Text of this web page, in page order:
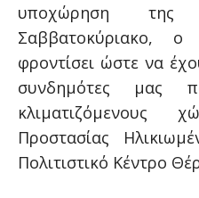
υποχώρηση της
Σαββατοκύριακο,
φροντίσει ώστε να
συνδημότες μας
κλιματιζόμενους
Προστασίας
Πολιτιστικό Κέντρο